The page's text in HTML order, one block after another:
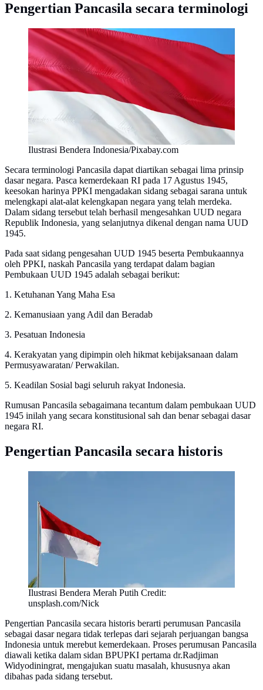
Pengertian Pancasila secara terminologi
Ilustrasi Bendera Indonesia/Pixabay.com
Secara terminologi Pancasila dapat diartikan sebagai lima prinsip
dasar negara. Pasca kemerdekaan RI pada 17 Agustus 1945,
keesokan harinya PPKI mengadakan sidang sebagai sarana untuk
melengkapi alat-alat kelengkapan negara yang telah merdeka.
Dalam sidang tersebut telah berhasil mengesahkan UUD negara
Republik Indonesia, yang selanjutnya dikenal dengan nama UUD
1945.
Pada saat sidang pengesahan UUD 1945 beserta Pembukaannya
oleh PPKI, naskah Pancasila yang terdapat dalam bagian
Pembukaan UUD 1945 adalah sebagai berikut:
1. Ketuhanan Yang Maha Esa
2. Kemanusiaan yang Adil dan Beradab
3. Pesatuan Indonesia
4. Kerakyatan yang dipimpin oleh hikmat kebijaksanaan dalam
Permusyawaratan/ Perwakilan.
5. Keadilan Sosial bagi seluruh rakyat Indonesia.
Rumusan Pancasila sebagaimana tecantum dalam pembukaan UUD
1945 inilah yang secara konstitusional sah dan benar sebagai dasar
negara RI.
Pengertian Pancasila secara historis
Ilustrasi Bendera Merah Putih Credit:
unsplash.com/Nick
Pengertian Pancasila secara historis berarti perumusan Pancasila
sebagai dasar negara tidak terlepas dari sejarah perjuangan bangsa
Indonesia untuk merebut kemerdekaan. Proses perumusan Pancasila
diawali ketika dalam sidan BPUPKI pertama dr.Radjiman
Widyodiningrat, mengajukan suatu masalah, khususnya akan
dibahas pada sidang tersebut.